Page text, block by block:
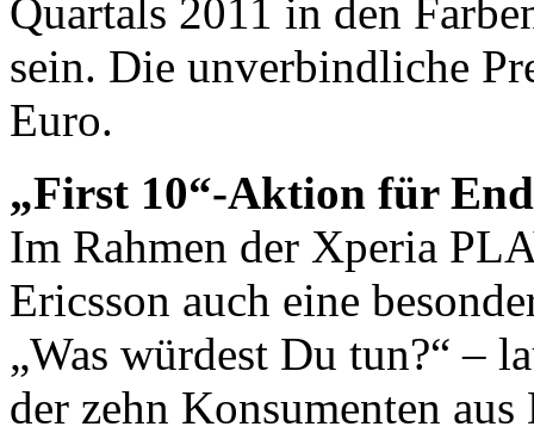
Quartals 2011 in den
sein. Die unverbindliche
Euro.
„First 10“-Aktion für
Im Rahmen der Xperia
Ericsson auch eine
„Was würdest Du tun?“ –
der zehn Konsumenten